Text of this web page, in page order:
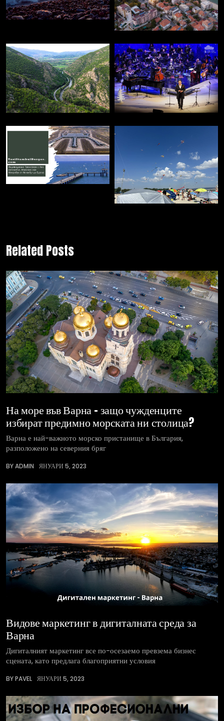
Related Posts
На море във Варна – защо чужденците
избират предимно морската ни столица?
Варна е най-важното морско пристанище в България,
разположено на северния бряг
BY ADMIN ЯНУАРИ 5, 2023
Видове маркетинг в дигиталната среда за
Варна
Дигиталният маркетинг все по-осезаемо превзема бизнес
сцената, като предлага благоприятни условия
BY PAVEL ЯНУАРИ 5, 2023